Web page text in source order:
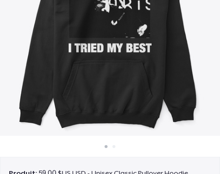
Vendez partout
Vendre n'importe quoi